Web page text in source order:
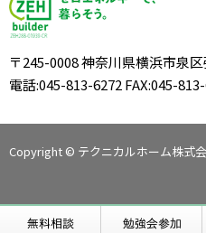
〒245-0008 神奈川県横浜市泉
電話:045-813-6272 FAX:045-
Copyright © テクニカルホーム株式